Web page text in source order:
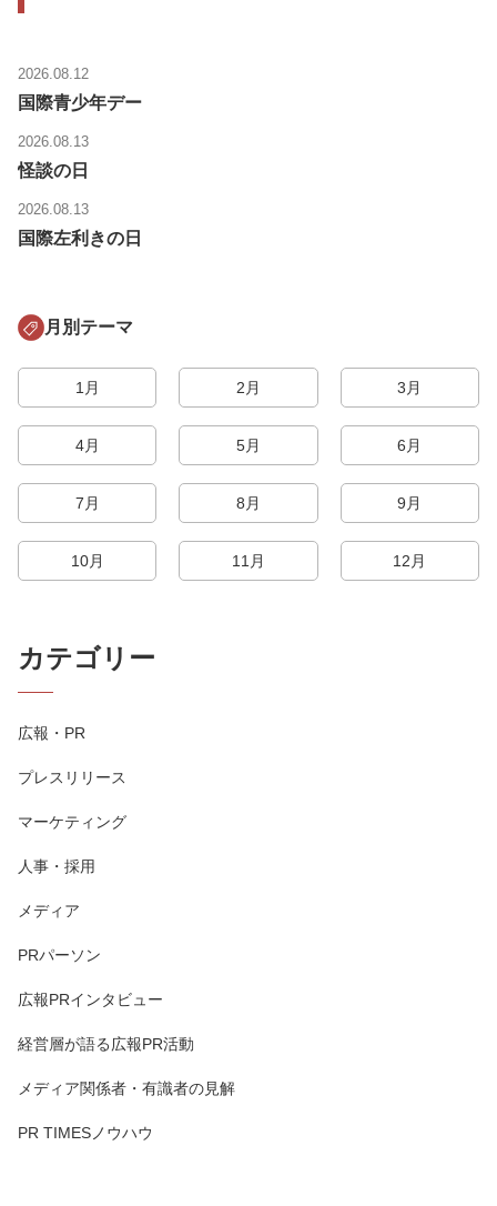
2026.08.12
国際青少年デー
2026.08.13
怪談の日
2026.08.13
国際左利きの日
月別テーマ
1月 2月 3月
4月 5月 6月
7月 8月 9月
10月 11月 12月
カテゴリー
広報・PR
プレスリリース
マーケティング
人事・採用
メディア
PRパーソン
広報PRインタビュー
経営層が語る広報PR活動
メディア関係者・有識者の見解
PR TIMESノウハウ